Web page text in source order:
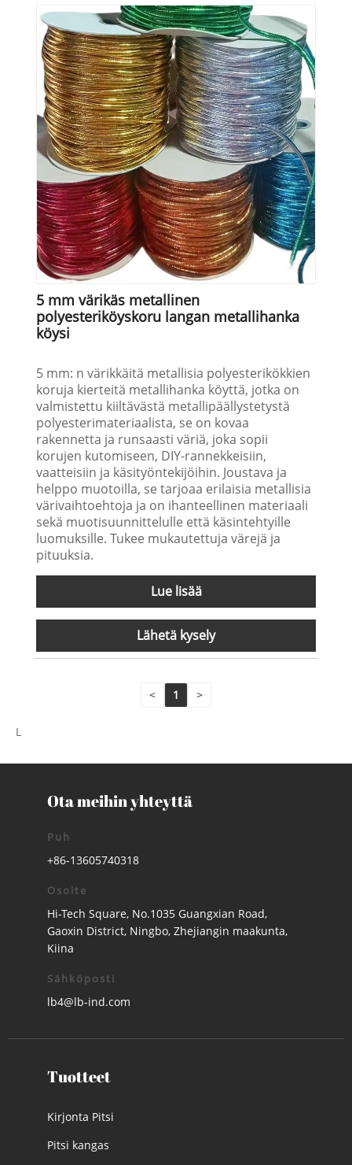
5 mm värikäs metallinen
polyesteriköyskoru langan metallihanka
köysi
5 mm: n värikkäitä metallisia polyesterikökkien
koruja kierteitä metallihanka köyttä, jotka on
valmistettu kiiltävästä metallipäällystetystä
polyesterimateriaalista, se on kovaa
rakennetta ja runsaasti väriä, joka sopii
korujen kutomiseen, DIY-rannekkeisiin,
vaatteisiin ja käsityöntekijöihin. Joustava ja
helppo muotoilla, se tarjoaa erilaisia metallisia
värivaihtoehtoja ja on ihanteellinen materiaali
sekä muotisuunnittelulle että käsintehtyille
luomuksille. Tukee mukautettuja värejä ja
pituuksia.
Lue lisää
Lähetä kysely
< 1 >
L
Ota meihin yhteyttä
Puh
+86-13605740318
Osoite
Hi-Tech Square, No.1035 Guangxian Road,
Gaoxin District, Ningbo, Zhejiangin maakunta,
Kiina
Sähköposti
lb4@lb-ind.com
Tuotteet
Kirjonta Pitsi
Pitsi kangas